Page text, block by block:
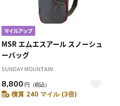
MSR エムエスアール スノーシュ
ーバッグ
SUNDAY MOUNTAIN
8,800 円 （税込）
積算 240 マイル (3倍)